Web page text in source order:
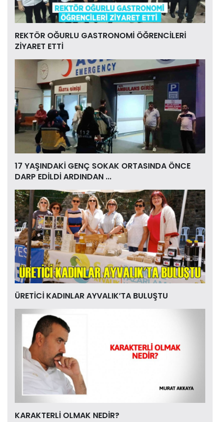
REKTÖR OĞURLU GASTRONOMİ ÖĞRENCİLERİ
ZİYARET ETTİ
17 YAŞINDAKİ GENÇ SOKAK ORTASINDA ÖNCE
DARP EDİLDİ ARDINDAN ...
ÜRETİCİ KADINLAR AYVALIK’TA BULUŞTU
KARAKTERLİ OLMAK NEDİR?